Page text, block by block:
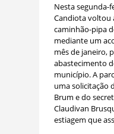
Nesta segunda-
Candiota voltou
caminhão-pipa
mediante um
mês de janeiro,
abastecimento
município. A
uma solicitação
Brum e do
Claudivan
estiagem que